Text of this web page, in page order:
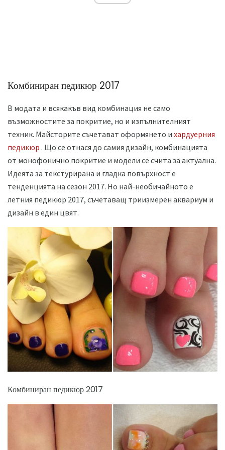
Комбиниран педикюр 2017
В модата и всякакъв вид комбинация не само
възможностите за покритие, но и изпълнителният
техник. Майсторите съчетават оформянето и хардуерния
педикюр . Що се отнася до самия дизайн, комбинацията
от монофонично покритие и модели се счита за актуална.
Идеята за текстурирана и гладка повърхност е
тенденцията на сезон 2017. Но най-необичайното е
летния педикюр 2017, съчетаващ триизмерен аквариум и
дизайн в един цвят.
Комбиниран педикюр 2017